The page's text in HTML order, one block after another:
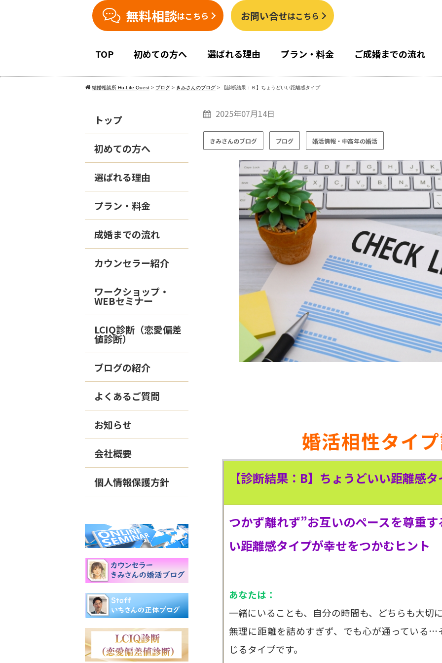
無料相談はこちら お問い合せはこちら
TOP 初めての方へ 選ばれる理由 プラン・料金 ご成婚までの流れ
結婚相談所 Hu-Life Quest > ブログ > きみさんのブログ > 【診断結果：Ｂ】ちょうどいい距離感タイプ
2025年07月14日
きみさんのブログ ブログ 婚活情報・中高年の婚活
婚活相性タイ
【診断結果：B】ちょうどいい距離感タ
つかず離れず”お互いのペースを尊重
い距離感タイプが幸せをつかむヒント
あなたは：
一緒にいることも、自分の時間も、どちらも大切
無理に距離を詰めすぎず、でも心が通っている
じるタイプです。
トップ
初めての方へ
選ばれる理由
プラン・料金
成婚までの流れ
カウンセラー紹介
ワークショップ・
WEBセミナー
LCIQ診断（恋愛偏差
値診断）
ブログの紹介
よくあるご質問
お知らせ
会社概要
個人情報保護方針